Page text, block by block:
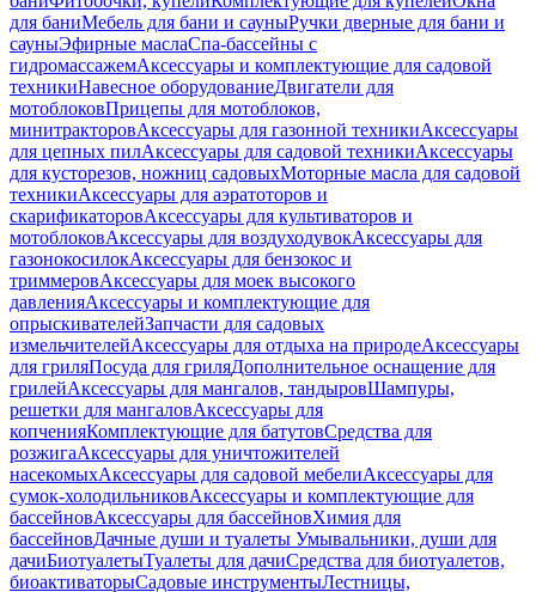
для баниМебель для бани и сауныРучки дверные для бани и
сауныЭфирные маслаСпа-бассейны с
гидромассажемАксессуары и комплектующие для садовой
техникиНавесное оборудованиеДвигатели для
мотоблоковПрицепы для мотоблоков,
минитракторовАксессуары для газонной техникиАксессуары
для цепных пилАксессуары для садовой техникиАксессуары
для кусторезов, ножниц садовыхМоторные масла для садовой
техникиАксессуары для аэратоторов и
скарификаторовАксессуары для культиваторов и
мотоблоковАксессуары для воздуходувокАксессуары для
газонокосилокАксессуары для бензокос и
триммеровАксессуары для моек высокого
давленияАксессуары и комплектующие для
опрыскивателейЗапчасти для садовых
измельчителейАксессуары для отдыха на природеАксессуары
для гриляПосуда для гриляДополнительное оснащение для
грилейАксессуары для мангалов, тандыровШампуры,
решетки для мангаловАксессуары для
копченияКомплектующие для батутовСредства для
розжигаАксессуары для уничтожителей
насекомыхАксессуары для садовой мебелиАксессуары для
сумок-холодильниковАксессуары и комплектующие для
бассейновАксессуары для бассейновХимия для
бассейновДачные души и туалеты Умывальники, души для
дачиБиотуалетыТуалеты для дачиСредства для биотуалетов,
биоактиваторыСадовые инструментыЛестницы,